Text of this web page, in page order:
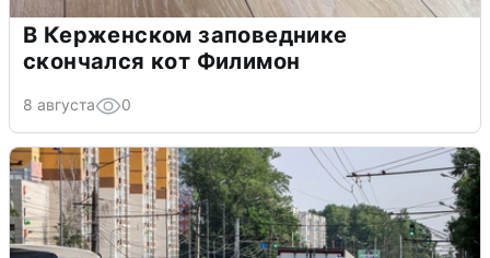
В Керженском заповеднике
скончался кот Филимон
8 августа 0